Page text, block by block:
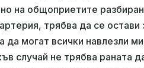
на общоприетите
трябва да се
да могат всички навлезли
случай не трябва раната